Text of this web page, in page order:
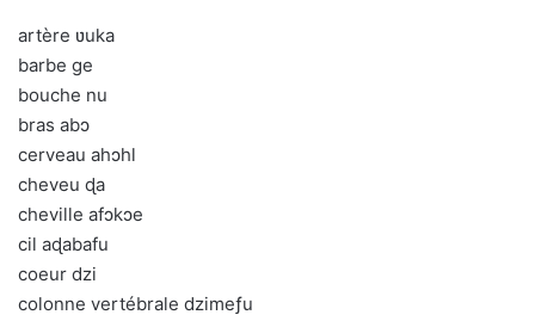
artère ʋuka
barbe ge
bouche nu
bras abɔ
cerveau ahɔhl
cheveu ɖa
cheville afɔkɔe
cil aɖabafu
coeur dzi
colonne vertébrale dzimeƒu